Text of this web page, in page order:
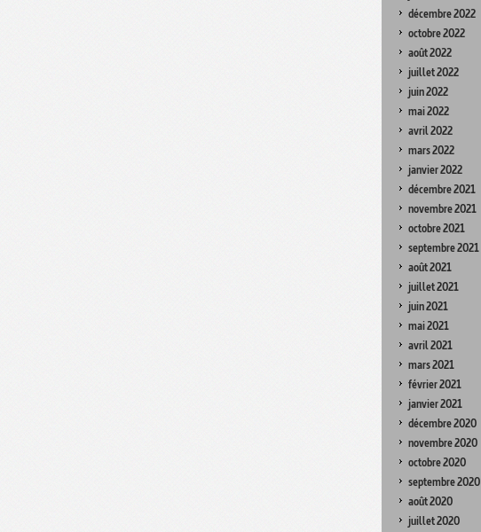
décembre 2022
octobre 2022
août 2022
juillet 2022
juin 2022
mai 2022
avril 2022
mars 2022
janvier 2022
décembre 2021
novembre 2021
octobre 2021
septembre 2021
août 2021
juillet 2021
juin 2021
mai 2021
avril 2021
mars 2021
février 2021
janvier 2021
décembre 2020
novembre 2020
octobre 2020
septembre 2020
août 2020
juillet 2020